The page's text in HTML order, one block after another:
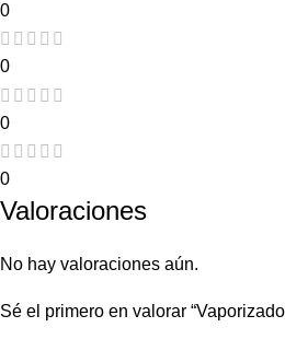
0
0
0
0
Valoraciones
No hay valoraciones aún.
Sé el primero en valorar